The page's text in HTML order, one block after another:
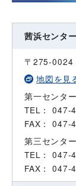
茜浜センター
〒275-
地図を見
第一セン
TEL：
FAX： 047-
第三セン
TEL：
FAX： 047-